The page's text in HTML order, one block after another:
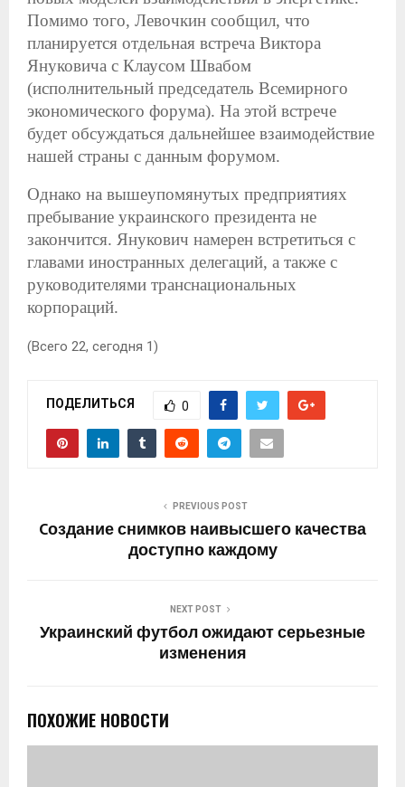
Помимо того, Левочкин сообщил, что
планируется отдельная встреча Виктора
Януковича с Клаусом Швабом
(исполнительный председатель Всемирного
экономического форума). На этой встрече
будет обсуждаться дальнейшее взаимодействие
нашей страны с данным форумом.
Однако на вышеупомянутых предприятиях
пребывание украинского президента не
закончится. Янукович намерен встретиться с
главами иностранных делегаций, а также с
руководителями транснациональных
корпораций.
(Всего 22, сегодня 1)
ПОДЕЛИТЬСЯ 0
PREVIOUS POST
Cоздание снимков наивысшего качества
доступно каждому
NEXT POST
Украинский футбол ожидают серьезные
изменения
ПОХОЖИЕ НОВОСТИ